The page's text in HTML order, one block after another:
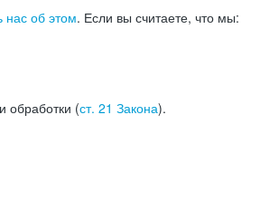
нас об этом. Если вы считаете, что мы:
обработки (ст. 21 Закона).